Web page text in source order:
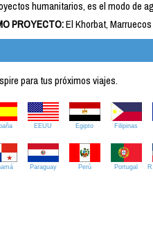
humanitarios, es el modo de
PROYECTO:El Khorbat, Marruecos
para tus próximos viajes.
EEUU Egipto Filipinas
Paraguay Perú Portugal